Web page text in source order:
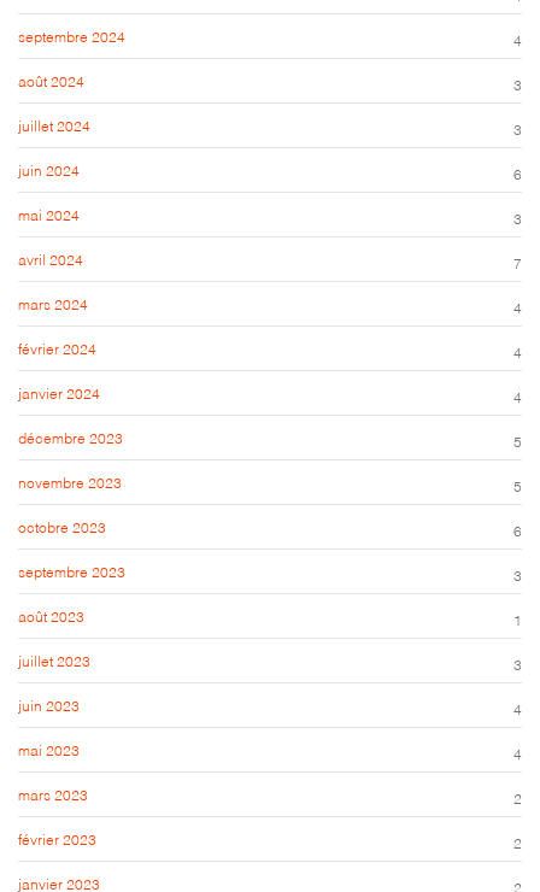
septembre 2024 4
août 2024 3
juillet 2024 3
juin 2024 6
mai 2024 3
avril 2024 7
mars 2024 4
février 2024 4
janvier 2024 4
décembre 2023 5
novembre 2023 5
octobre 2023 6
septembre 2023 3
août 2023 1
juillet 2023 3
juin 2023 4
mai 2023 4
mars 2023 2
février 2023 2
janvier 2023 2